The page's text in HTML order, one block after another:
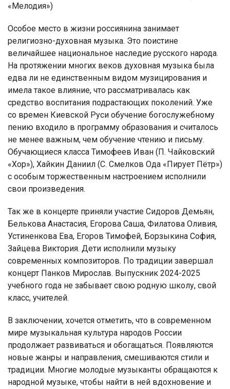
«Мелодия»)
Особое место в жизни россиянина занимает
религиозно-духовная музыка. Это поистине
величайшее национальное наследие русского народа.
На протяжении многих веков духовная музыка была
едва ли не единственным видом музицирования и
имела такое влияние, что рассматривалась как
средство воспитания подрастающих поколений. Уже
со времен Киевской Руси обучение богослужебному
пению входило в программу образования и считалось
не менее важным, чем обучение чтению и письму.
Обучающиеся класса Тимофеев Иван (П. Чайковский
«Хор»), Хайкин Даниил (С. Смелков Ода «Пирует Пётр»)
с особым торжественным настроением исполнили
свои произведения.
Так же в концерте приняли участие Сидоров Демьян,
Белькова Анастасия, Егорова Саша, Филатова Оливия,
Устиненкова Ева, Егоров Тимофей, Борзыкина София,
Зайцева Виктория. Дети исполнили музыку
современных композиторов. По традиции завершал
концерт Панков Мирослав. Выпускник 2024-2025
учебного года не забывает свою родную школу, свой
класс, учителей.
В заключении, хочется отметить, что в современном
мире музыкальная культура народов России
продолжает развиваться и обогащаться. Появляются
новые жанры и направления, смешиваются стили и
традиции. Многие молодые музыканты обращаются к
народной музыке, чтобы найти в ней вдохновение и